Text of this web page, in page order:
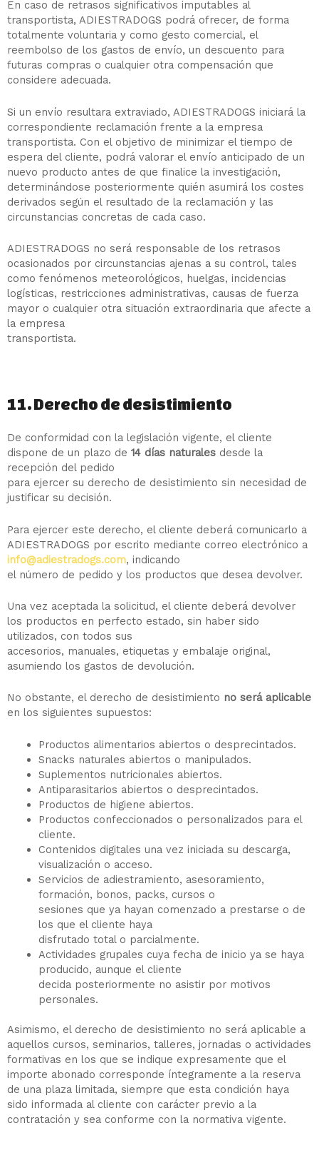
En caso de retrasos significativos imputables al
transportista, ADIESTRADOGS podrá ofrecer, de forma
totalmente voluntaria y como gesto comercial, el
reembolso de los gastos de envío, un descuento para
futuras compras o cualquier otra compensación que
considere adecuada.
Si un envío resultara extraviado, ADIESTRADOGS iniciará la
correspondiente reclamación frente a la empresa
transportista. Con el objetivo de minimizar el tiempo de
espera del cliente, podrá valorar el envío anticipado de un
nuevo producto antes de que finalice la investigación,
determinándose posteriormente quién asumirá los costes
derivados según el resultado de la reclamación y las
circunstancias concretas de cada caso.
ADIESTRADOGS no será responsable de los retrasos
ocasionados por circunstancias ajenas a su control, tales
como fenómenos meteorológicos, huelgas, incidencias
logísticas, restricciones administrativas, causas de fuerza
mayor o cualquier otra situación extraordinaria que afecte a
la empresa
transportista.
11. Derecho de desistimiento
De conformidad con la legislación vigente, el cliente
dispone de un plazo de 14 días naturales desde la
recepción del pedido
para ejercer su derecho de desistimiento sin necesidad de
justificar su decisión.
Para ejercer este derecho, el cliente deberá comunicarlo a
ADIESTRADOGS por escrito mediante correo electrónico a
info@adiestradogs.com, indicando
el número de pedido y los productos que desea devolver.
Una vez aceptada la solicitud, el cliente deberá devolver
los productos en perfecto estado, sin haber sido
utilizados, con todos sus
accesorios, manuales, etiquetas y embalaje original,
asumiendo los gastos de devolución.
No obstante, el derecho de desistimiento no será aplicable
en los siguientes supuestos:
Productos alimentarios abiertos o desprecintados.
Snacks naturales abiertos o manipulados.
Suplementos nutricionales abiertos.
Antiparasitarios abiertos o desprecintados.
Productos de higiene abiertos.
Productos confeccionados o personalizados para el
cliente.
Contenidos digitales una vez iniciada su descarga,
visualización o acceso.
Servicios de adiestramiento, asesoramiento,
formación, bonos, packs, cursos o
sesiones que ya hayan comenzado a prestarse o de
los que el cliente haya
disfrutado total o parcialmente.
Actividades grupales cuya fecha de inicio ya se haya
producido, aunque el cliente
decida posteriormente no asistir por motivos
personales.
Asimismo, el derecho de desistimiento no será aplicable a
aquellos cursos, seminarios, talleres, jornadas o actividades
formativas en los que se indique expresamente que el
importe abonado corresponde íntegramente a la reserva
de una plaza limitada, siempre que esta condición haya
sido informada al cliente con carácter previo a la
contratación y sea conforme con la normativa vigente.